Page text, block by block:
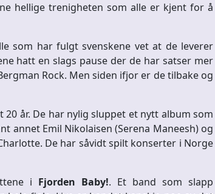
hellige trenigheten som alle er kjent for å
som har fulgt svenskene vet at de leverer
hatt en slags pause der de har satser mer
Rock. Men siden ifjor er de tilbake og
år. De har nylig sluppet et nytt album som
annet Emil Nikolaisen (Serena Maneesh) og
De har såvidt spilt konserter i Norge
i Fjorden Baby!. Et band som slapp